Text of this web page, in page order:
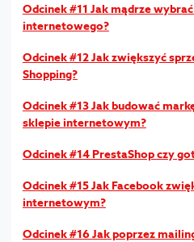
Odcinek #11 Jak mądrze
internetowego?
Odcinek #12 Jak zwiększyć
Shopping?
Odcinek #13 Jak budować
sklepie internetowym?
Odcinek #14 PrestaShop czy
Odcinek #15 Jak Facebook
internetowym?
Odcinek #16 Jak poprzez